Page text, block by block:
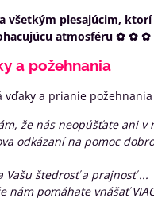
všetkým plesajúcim,
atmosféru ✿ ✿ ✿
a požehnania
vďaky a prianie
že nás neopúšťate ani v
odkázaní na pomoc
Vašu štedrosť a prajnosť ...
nám pomáhate vnášať